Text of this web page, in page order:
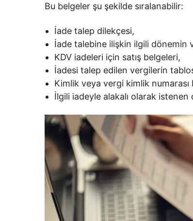
Bu belgeler şu şekilde sıralanabilir:
İade talep dilekçesi,
İade talebine ilişkin ilgili dönemin
KDV iadeleri için satış belgeleri,
İadesi talep edilen vergilerin
Kimlik veya vergi kimlik numarası
İlgili iadeyle alakalı olarak